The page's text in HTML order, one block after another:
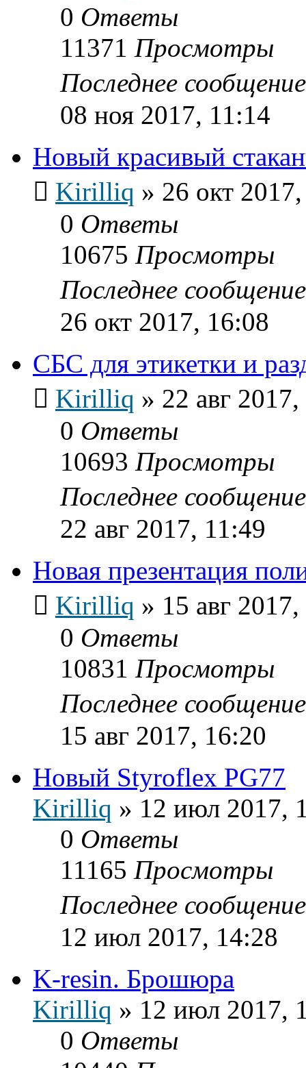
0 Ответы
11371 Просмотры
Последнее
08 ноя 2017, 11:14
Новый красивый
Kirilliq » 26 окт
0 Ответы
10675 Просмотры
Последнее
26 окт 2017, 16:08
СБС для этикетки и
Kirilliq » 22 авг
0 Ответы
10693 Просмотры
Последнее
22 авг 2017, 11:49
Новая презентация
Kirilliq » 15 авг
0 Ответы
10831 Просмотры
Последнее
15 авг 2017, 16:20
Новый Styroflex PG77
Kirilliq » 12 июл 2017,
0 Ответы
11165 Просмотры
Последнее
12 июл 2017, 14:28
K-resin. Брошюра
Kirilliq » 12 июл 2017,
0 Ответы